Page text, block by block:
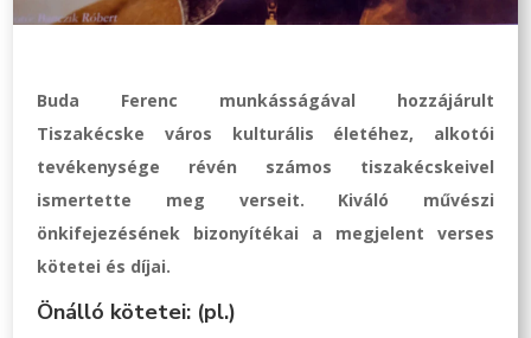
Buda Ferenc munkásságával hozzájárult
Tiszakécske város kulturális életéhez, alkotói
tevékenysége révén számos tiszakécskeivel
ismertette meg verseit. Kiváló művészi
önkifejezésének bizonyítékai a megjelent verses
kötetei és díjai.
Önálló kötetei: (pl.)